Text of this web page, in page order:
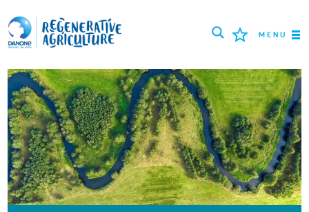
MENU
MISSION
LANDWIRTE
BEWÄHRTE PRAKTIKEN
TOOLS
LOGIN